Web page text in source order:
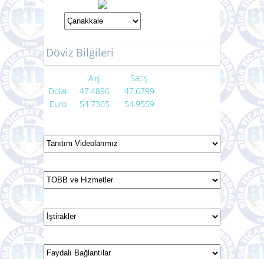
Döviz Bilgileri
Alış
Satış
Dolar
47.4896
47.6799
Euro
54.7365 54.9559